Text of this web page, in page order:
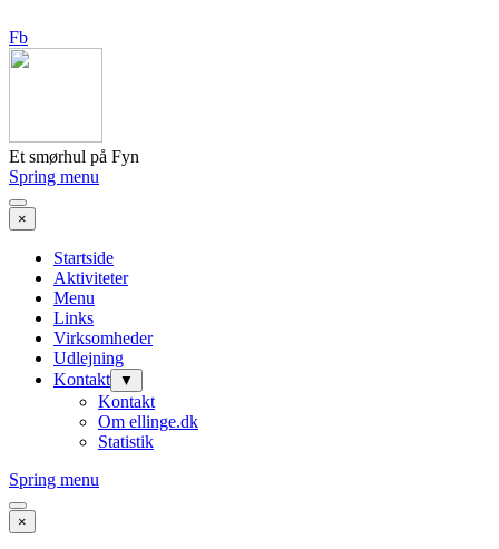
Fb
Et smørhul på Fyn
Spring menu
×
Startside
Aktiviteter
Menu
Links
Virksomheder
Udlejning
Kontakt
▼
Kontakt
Om ellinge.dk
Statistik
Spring menu
×